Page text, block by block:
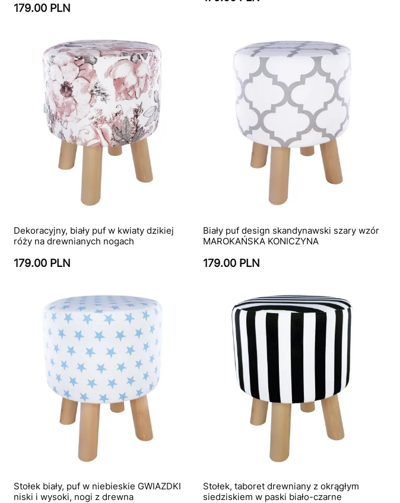
179.00 PLN
Dekoracyjny, biały puf w kwiaty dzikiej
róży na drewnianych nogach
179.00 PLN
Biały puf design skandynawski szary wzór
MAROKAŃSKA KONICZYNA
179.00 PLN
Stołek biały, puf w niebieskie GWIAZDKI
niski i wysoki, nogi z drewna
Stołek, taboret drewniany z okrągłym
siedziskiem w paski biało-czarne